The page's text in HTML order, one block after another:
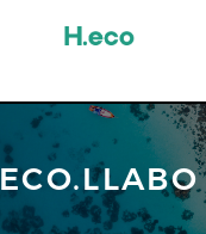
ECO.LLABO